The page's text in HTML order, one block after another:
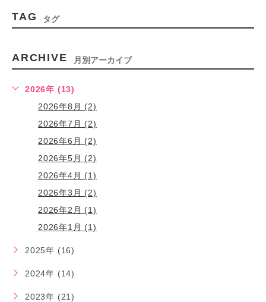
TAG タグ
ARCHIVE 月別アーカイブ
2026年 (13)
2026年8月 (2)
2026年7月 (2)
2026年6月 (2)
2026年5月 (2)
2026年4月 (1)
2026年3月 (2)
2026年2月 (1)
2026年1月 (1)
2025年 (16)
2024年 (14)
2023年 (21)